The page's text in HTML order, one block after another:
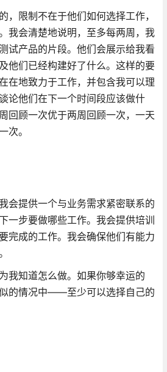
，限制不在于他们如何选择工作，
我会清楚地说明，至多每两周，我
试产品的片段。他们会展示给我看
他们已经构建好了什么。这样的要
在地致力于工作，并包含我可以理
论他们在下一个时间段应该做什
回顾一次优于两周回顾一次，一天
次。
会提供一个与业务需求紧密联系的
一步要做哪些工作。我会提供培训
完成的工作。我会确保他们有能力
我知道怎么做。如果你够幸运的
的情况中——至少可以选择自己的